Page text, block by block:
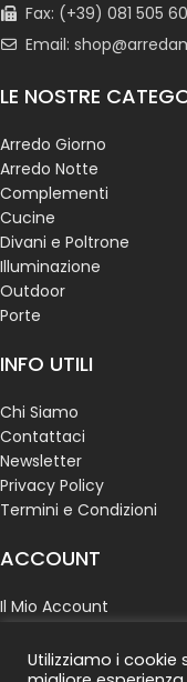
Fax: (+39) 081 505
Email:
LE NOSTRE
Arredo Giorno
Arredo Notte
Complementi
Cucine
Divani e Poltrone
Illuminazione
Outdoor
Porte
INFO UTILI
Chi Siamo
Contattaci
Newsletter
Privacy Policy
Termini e Condizioni
ACCOUNT
Il Mio Account
Indirizzo
Utilizziamo i